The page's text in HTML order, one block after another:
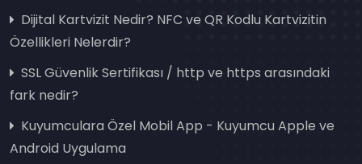
Dijital Kartvizit Nedir? NFC ve QR Kodlu Kartvizitin
Özellikleri Nelerdir?
SSL Güvenlik Sertifikası / http ve https arasındaki
fark nedir?
Kuyumculara Özel Mobil App - Kuyumcu Apple ve
Android Uygulama